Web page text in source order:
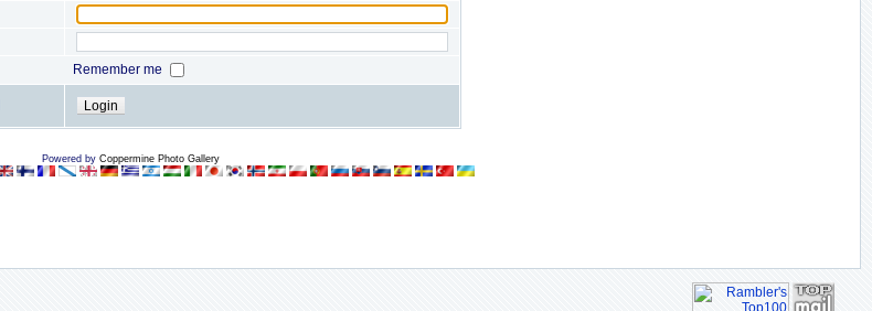
Remember me
Powered by Coppermine Photo Gallery